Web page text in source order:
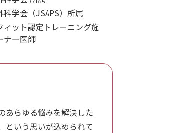
WEBから予約する
科学会（JSAPS）所属
ィット認定トレーニング施
ナー医師
あらゆる悩みを解決した
という思いが込められて